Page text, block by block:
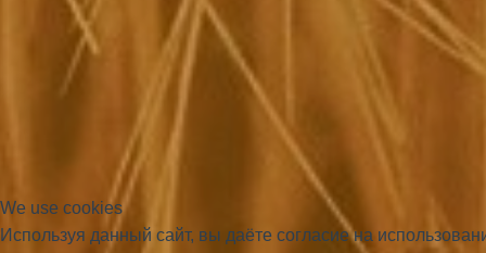
We use cookies
Используя данный сайт, вы даёте согласие на